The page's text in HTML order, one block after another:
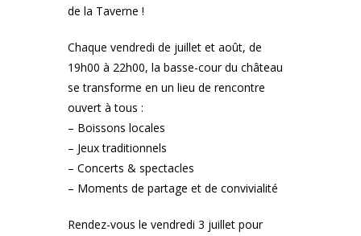
de la Taverne !
Chaque vendredi de juillet et août, de
19h00 à 22h00, la basse-cour du château
se transforme en un lieu de rencontre
ouvert à tous :
– Boissons locales
– Jeux traditionnels
– Concerts & spectacles
– Moments de partage et de convivialité
Rendez-vous le vendredi 3 juillet pour